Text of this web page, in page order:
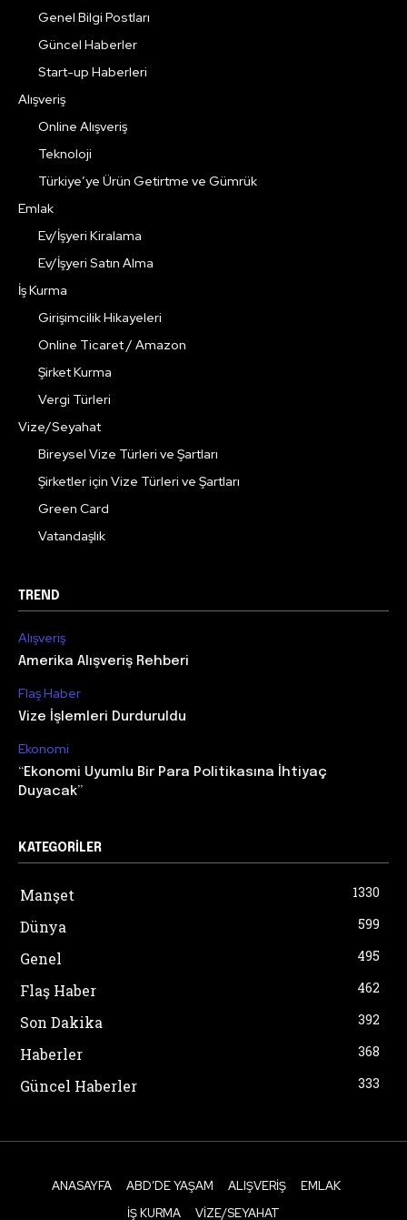
Genel Bilgi Postları
Güncel Haberler
Start-up Haberleri
Alışveriş
Online Alışveriş
Teknoloji
Türkiye’ye Ürün Getirtme ve Gümrük
Emlak
Ev/İşyeri Kiralama
Ev/İşyeri Satın Alma
İş Kurma
Girişimcilik Hikayeleri
Online Ticaret / Amazon
Şirket Kurma
Vergi Türleri
Vize/Seyahat
Bireysel Vize Türleri ve Şartları
Şirketler için Vize Türleri ve Şartları
Green Card
Vatandaşlık
TREND
Alışveriş
Amerika Alışveriş Rehberi
Flaş Haber
Vize İşlemleri Durduruldu
Ekonomi
“Ekonomi Uyumlu Bir Para Politikasına İhtiyaç
Duyacak”
KATEGORILER
Manşet 1330
Dünya 599
Genel 495
Flaş Haber 462
Son Dakika 392
Haberler 368
Güncel Haberler 333
ANASAYFA ABD’DE YAŞAM ALIŞVERIŞ
EMLAK
İŞ KURMA
VIZE/SEYAHAT